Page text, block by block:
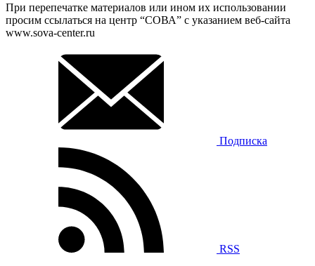
При перепечатке материалов или ином их использовании
просим ссылаться на центр “СОВА” с указанием веб-сайта
www.sova-center.ru
Подписка
RSS